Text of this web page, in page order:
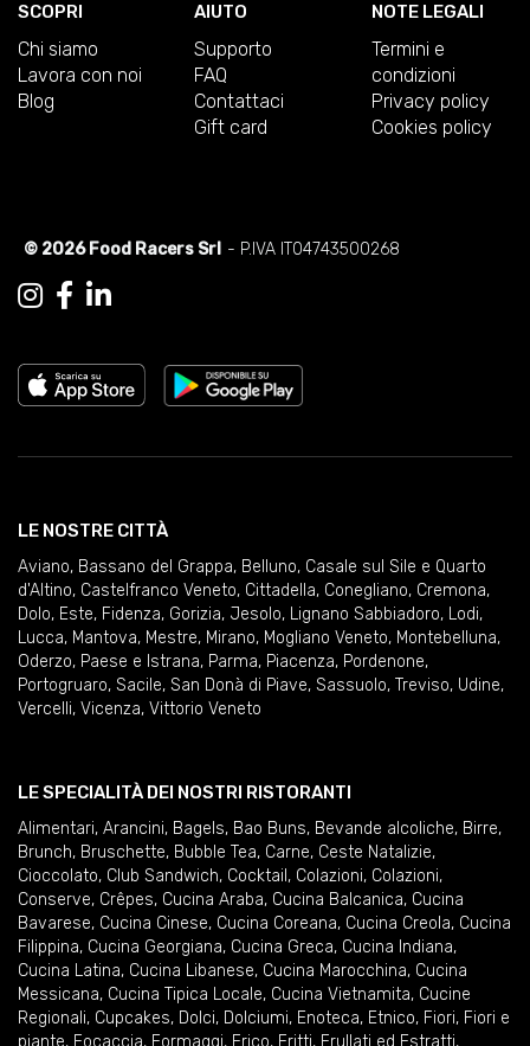
SCOPRI
Chi siamo
Lavora con noi
Blog
AIUTO
Supporto
FAQ
Contattaci
Gift card
NOTE LEGALI
Termini e
condizioni
Privacy policy
Cookies policy
© 2026 Food Racers Srl - P.IVA IT04743500268
LE NOSTRE CITTÀ
Aviano, Bassano del Grappa, Belluno, Casale sul Sile e Quarto
d'Altino, Castelfranco Veneto, Cittadella, Conegliano, Cremona,
Dolo, Este, Fidenza, Gorizia, Jesolo, Lignano Sabbiadoro, Lodi,
Lucca, Mantova, Mestre, Mirano, Mogliano Veneto, Montebelluna,
Oderzo, Paese e Istrana, Parma, Piacenza, Pordenone,
Portogruaro, Sacile, San Donà di Piave, Sassuolo, Treviso, Udine,
Vercelli, Vicenza, Vittorio Veneto
LE SPECIALITÀ DEI NOSTRI RISTORANTI
Alimentari, Arancini, Bagels, Bao Buns, Bevande alcoliche, Birre,
Brunch, Bruschette, Bubble Tea, Carne, Ceste Natalizie,
Cioccolato, Club Sandwich, Cocktail , Colazioni, Colazioni,
Conserve, Crêpes, Cucina Araba, Cucina Balcanica, Cucina
Bavarese, Cucina Cinese, Cucina Coreana, Cucina Creola, Cucina
Filippina, Cucina Georgiana, Cucina Greca, Cucina Indiana,
Cucina Latina, Cucina Libanese, Cucina Marocchina, Cucina
Messicana, Cucina Tipica Locale, Cucina Vietnamita, Cucine
Regionali, Cupcakes, Dolci, Dolciumi, Enoteca, Etnico, Fiori, Fiori e
piante, Focaccia, Formaggi, Frico, Fritti, Frullati ed Estratti,